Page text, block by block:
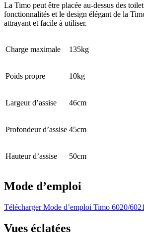
La Timo peut être placée au-dessus des
fonctionnalités et le design élégant de la
attrayant et facile à utiliser.
Charge maximale 135kg
Poids propre 10kg
Largeur d’assise 46cm
Profondeur d’assise 45cm
Hauteur d’assise 50cm
Mode d’emploi
Télécharger Mode d’emploi Timo 6020/
Vues éclatées